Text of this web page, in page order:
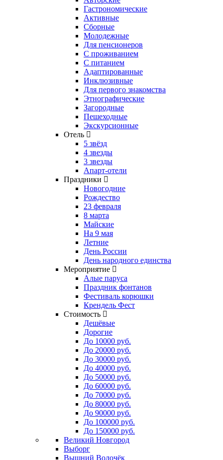
Гастрономические
Активные
Сборные
Молодежные
Для пенсионеров
С проживанием
С питанием
Адаптированные
Инклюзивные
Для первого знакомства
Этнографические
Загородные
Пешеходные
Экскурсионные
Отель
5 звёзд
4 звезды
3 звезды
Апарт-отели
Праздники
Новогодние
Рождество
23 февраля
8 марта
Майские
На 9 мая
Летние
День России
День народного единства
Мероприятие
Алые паруса
Праздник фонтанов
Фестиваль корюшки
Крендель Фест
Стоимость
Дешёвые
Дорогие
До 10000 руб.
До 20000 руб.
До 30000 руб.
До 40000 руб.
До 50000 руб.
До 60000 руб.
До 70000 руб.
До 80000 руб.
До 90000 руб.
До 100000 руб.
До 150000 руб.
Великий Новгород
Выборг
Вышний Волочёк